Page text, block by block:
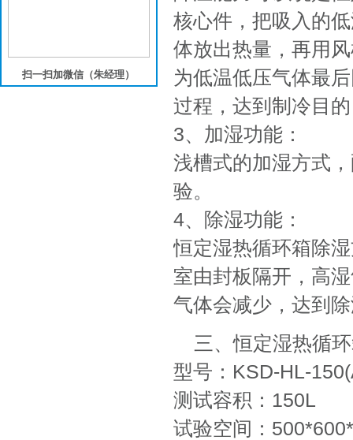
核心件，把吸入的
体放出热量，再用
为低温低压气体最
过程，达到制冷目
3、加湿功能：
浅槽式的加湿方式
验。
4、除湿功能：
恒定湿热循环箱除
室由封板隔开，高
气体会减少，达到
三、恒定湿热循
型号：KSD-HL-
测试容积：150L
试验空间：
扫一扫加微信（朱经理）